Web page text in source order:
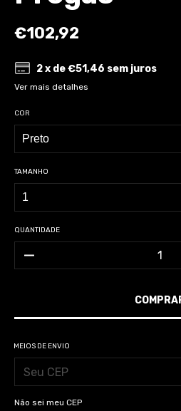
€102,92
2x de€51,46 sem juros
Ver mais detalhes
COR
TAMANHO
QUANTIDADE
MEIOS DE ENVIO
Não sei meu CEP